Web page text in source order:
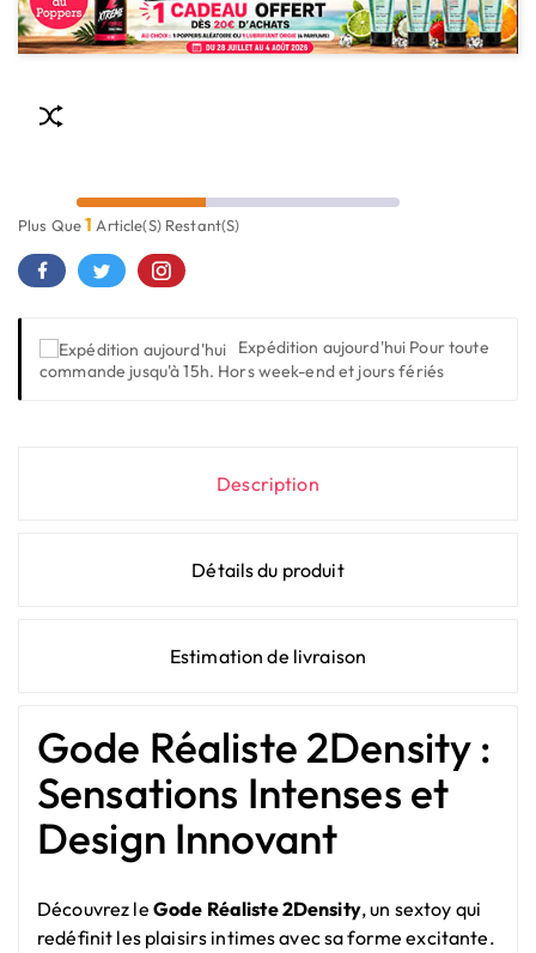
Plus Que1 Article(s) Restant(s)
Expédition aujourd'hui Pour toute
commande jusqu'à 15h. Hors week-end et jours fériés
Description
Détails du produit
Estimation de livraison
Gode Réaliste 2Density :
Sensations Intenses et
Design Innovant
Découvrez le Gode Réaliste 2Density, un sextoy qui
redéfinit les plaisirs intimes avec sa forme excitante.